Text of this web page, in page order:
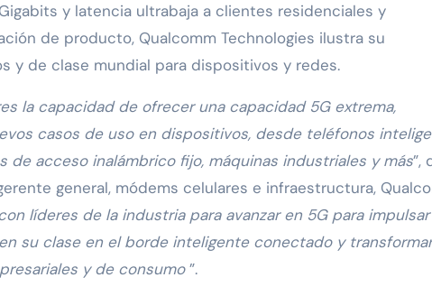
y latencia ultrabaja a clientes residenciales y
de producto, Qualcomm Technologies ilustra su
y de clase mundial para dispositivos y redes.
la capacidad de ofrecer una capacidad 5G extrema,
casos de uso en dispositivos, desde teléfonos
acceso inalámbrico fijo, máquinas industriales y más”,
general, módems celulares e infraestructura,
líderes de la industria para avanzar en 5G para
su clase en el borde inteligente conectado y transformar
y de consumo”.